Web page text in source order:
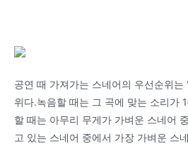
공연 때 가져가는 스네어의 우선순위는
위다.녹음할 때는 그 곡에 맞는 소리가
할 때는 아무리 무게가 가벼운 스네어
고 있는 스네어 중에서 가장 가벼운 스